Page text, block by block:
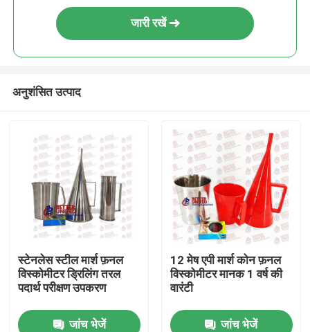
जारी रखें
अनुशंसित उत्पाद
स्टेनलेस स्टील मार्श फ़नल
विस्कोमीटर ड्रिलिंग तरल
पदार्थ परीक्षण उपकरण
जांच भेजें
12 मेष एपी मार्श कोन फ़नल
विस्कोमीटर मानक 1 वर्ष की
वारंटी
जांच भेजें